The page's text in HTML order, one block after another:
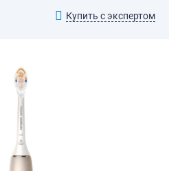
Купить с экспертом